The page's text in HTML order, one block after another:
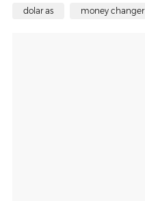
dolar as money changer